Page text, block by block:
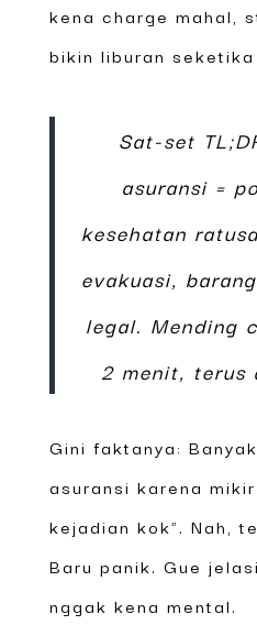
kena charge mahal,
bikin liburan
Sat-set
asuransi =
kesehatan
evakuasi,
legal. Mending
2 menit, terus
Gini faktanya:
asuransi karena
kejadian kok”. Nah,
Baru panik. Gue
nggak kena mental.